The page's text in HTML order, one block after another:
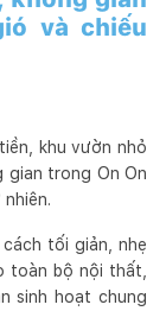
và chiếu
khu vườn nhỏ
gian trong On On
tối giản, nhẹ
toàn bộ nội thất,
sinh hoạt chung